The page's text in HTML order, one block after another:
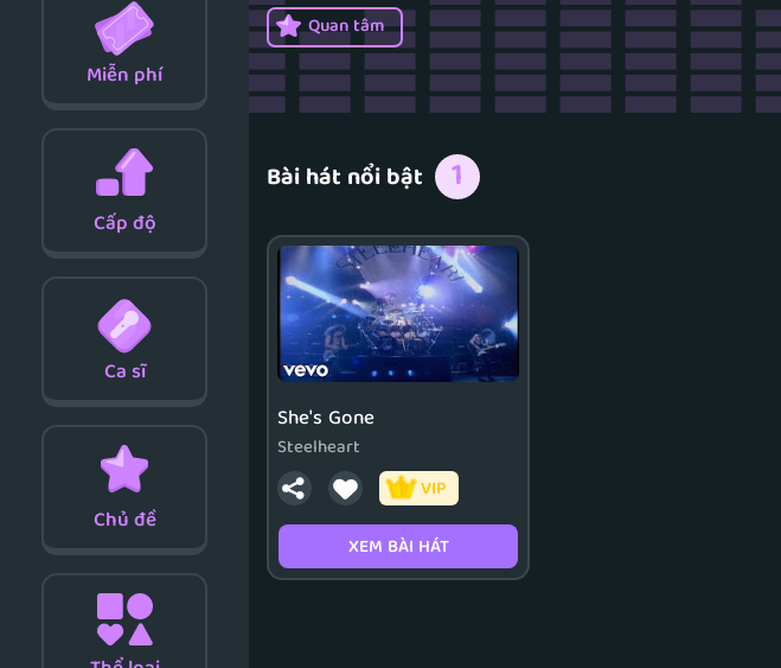
Miễn phí
Cấp độ
Ca sĩ
Chủ đề
Quan tâm
Bài hát nổi bật 1
She's Gone
Steelheart
VIP
XEM BÀI HÁT